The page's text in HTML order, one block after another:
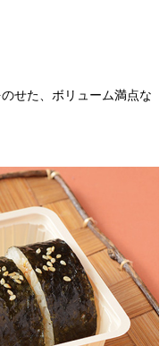
せた、ボリューム満点な